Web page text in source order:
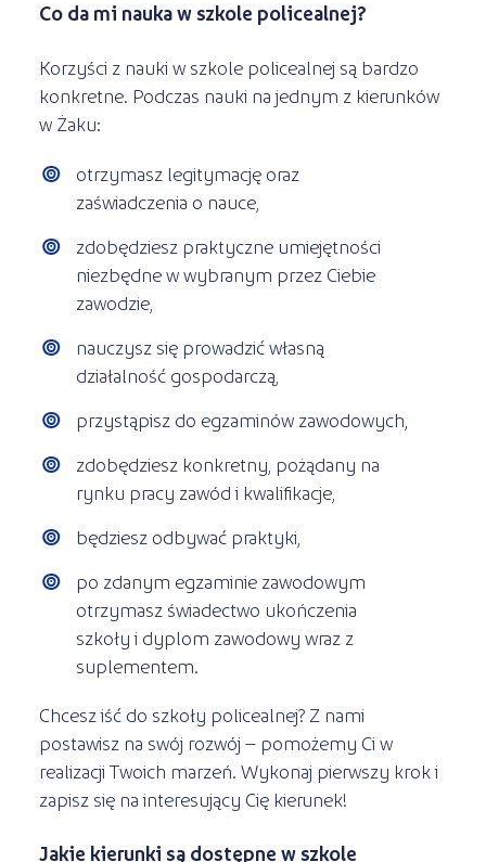
Co da mi nauka w szkole policealnej?
Korzyści z nauki w szkole policealnej są bardzo
konkretne. Podczas nauki na jednym z kierunków
w Żaku:
otrzymasz legitymację oraz
zaświadczenia o nauce,
zdobędziesz praktyczne umiejętności
niezbędne w wybranym przez Ciebie
zawodzie,
nauczysz się prowadzić własną
działalność gospodarczą,
przystąpisz do egzaminów zawodowych,
zdobędziesz konkretny, pożądany na
rynku pracy zawód i kwalifikacje,
będziesz odbywać praktyki,
po zdanym egzaminie zawodowym
otrzymasz świadectwo ukończenia
szkoły i dyplom zawodowy wraz z
suplementem.
Chcesz iść do szkoły policealnej? Z nami
postawisz na swój rozwój – pomożemy Ci w
realizacji Twoich marzeń. Wykonaj pierwszy krok i
zapisz się na interesujący Cię kierunek!
Jakie kierunki są dostępne w szkole